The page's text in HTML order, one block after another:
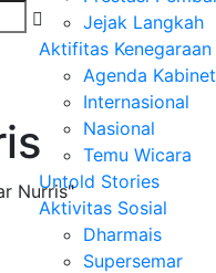
Jejak Langkah
Aktifitas Kenegaraan
Agenda Kabinet
Internasional
Nasional
Temu Wicara
Untold Stories
Aktivitas Sosial
Dharmais
Supersemar
Nurris"